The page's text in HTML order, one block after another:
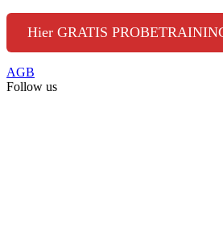
Hier GRATIS
AGB
Follow us